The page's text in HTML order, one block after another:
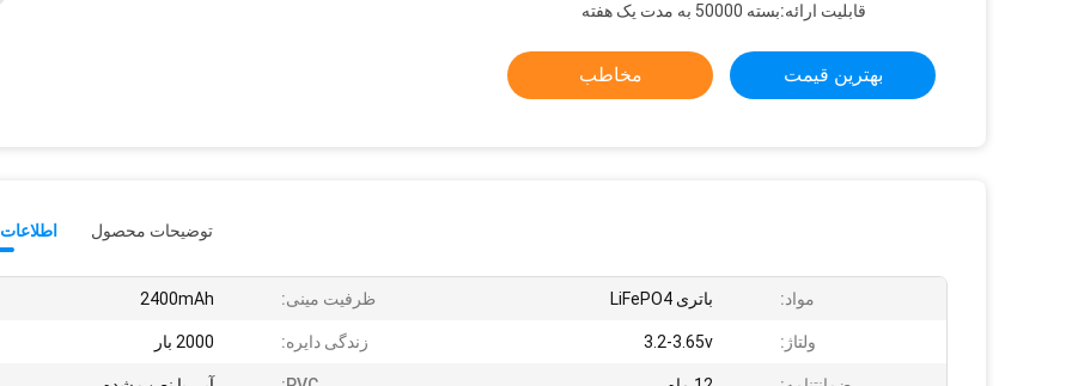
قابلیت ارائه:بسته 50000 به مدت یک هفته
بهترین قیمت مخاطب
توضیحات محصول
مواد: باتری LiFePO4 ظرفیت مینی: 2400mAh
ولتاژ: 3.2-3.65v زندگی دایره: 2000 بار